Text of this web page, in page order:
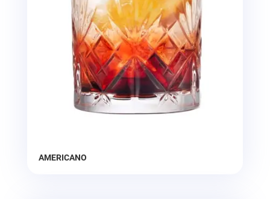
AMERICANO